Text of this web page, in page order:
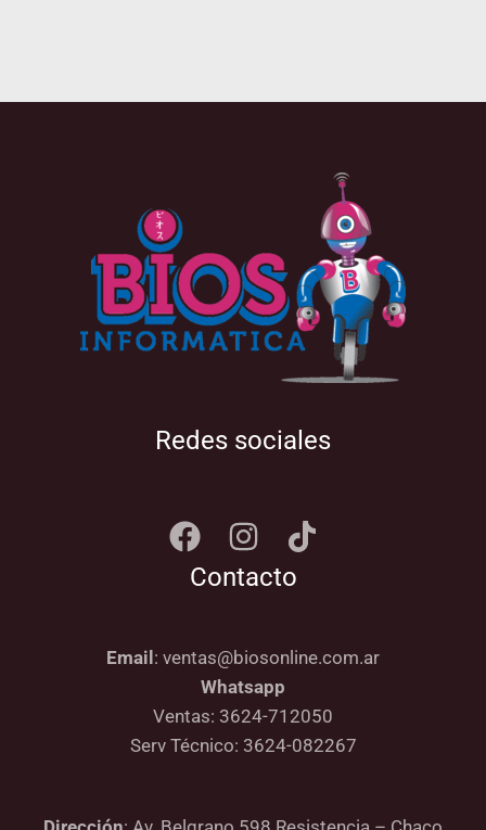
Redes sociales
Contacto
Email : ventas@biosonline.com.ar
Whatsapp
Ventas: 3624-712050
Serv Técnico: 3624-082267